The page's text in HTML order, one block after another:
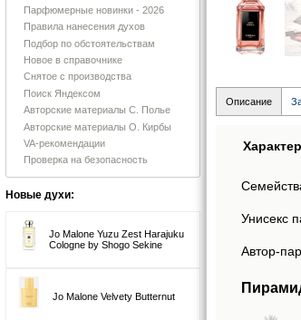
Парфюмерные новинки - 2026
Правила нанесения духов
Подбор по обстоятельствам
Новое в справочнике
Снятое с производства
Поиск Яндексом
Авторские материалы С. Полье
Авторские материалы О. Кирбы
VA-рекомендации
Проверка на безопасность
Новые духи:
Jo Malone Yuzu Zest Harajuku
Cologne by Shogo Sekine
Jo Malone Velvety Butternut
Описание
Унисекс
Автор-